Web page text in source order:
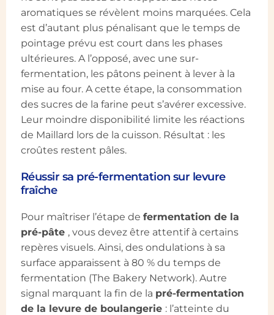
aromatiques se révèlent moins marquées. Cela
est d’autant plus pénalisant que le temps de
pointage prévu est court dans les phases
ultérieures. A l’opposé, avec une sur-
fermentation, les pâtons peinent à lever à la
mise au four. A cette étape, la consommation
des sucres de la farine peut s’avérer excessive.
Leur moindre disponibilité limite les réactions
de Maillard lors de la cuisson. Résultat : les
croûtes restent pâles.
Réussir sa pré-fermentation sur levure
fraîche
Pour maîtriser l’étape de fermentation de la
pré-pâte , vous devez être attentif à certains
repères visuels. Ainsi, des ondulations à sa
surface apparaissent à 80 % du temps de
fermentation (The Bakery Network). Autre
signal marquant la fin de la pré-fermentation
de la levure de boulangerie : l’atteinte du